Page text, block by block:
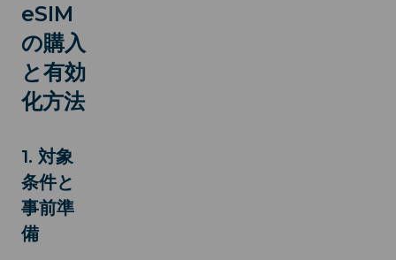
eSIM
の購入
と有効
化方法
1. 対象
条件と
事前準
備